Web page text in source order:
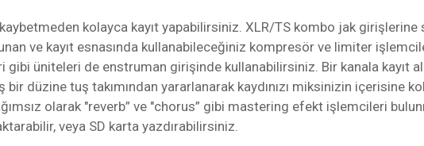
kaybetmeden kolayca kayıt yapabilirsiniz. XLR/TS kombo jak girişlerine
ve kayıt esnasında kullanabileceğiniz kompresör ve limiter
üniteleri de enstruman girişinde kullanabilirsiniz. Bir kanala kayıt
düzine tuş takımından yararlanarak kaydınızı miksinizin içerisine
olarak "reverb” ve "chorus” gibi mastering efekt işlemcileri
veya SD karta yazdırabilirsiniz.